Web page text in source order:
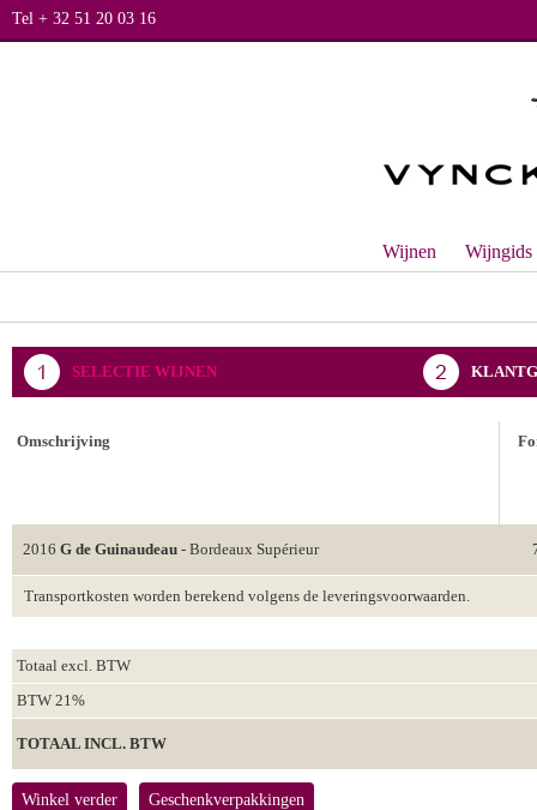
Tel + 32 51 20 03 16
Wijnen Wijngids
SELECTIE WIJNEN
Omschrijving
2016 G de Guinaudeau - Bordeaux Supérieur
Transportkosten worden berekend volgens de leveringsvoorwaarden.
Totaal excl. BTW
BTW 21%
TOTAAL INCL. BTW
Winkel verder Geschenkverpakkingen